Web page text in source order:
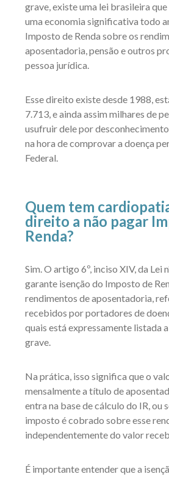
grave, existe uma lei brasileira
uma economia significativa todo
Imposto de Renda sobre os
aposentadoria, pensão e outros
pessoa jurídica.
Esse direito existe desde 1988,
7.713, e ainda assim milhares de
usufruir dele por
na hora de comprovar a doença
Federal.
Quem tem
direito a não pagar
Renda?
Sim. O artigo 6º, inciso XIV, da Lei
garante isenção do Imposto de
rendimentos de aposentadoria,
recebidos por portadores de
quais está expressamente listada
grave.
Na prática, isso significa que o
mensalmente a título de
entra na base de cálculo do IR, ou
imposto é cobrado sobre esse
independentemente do valor
É importante entender que a